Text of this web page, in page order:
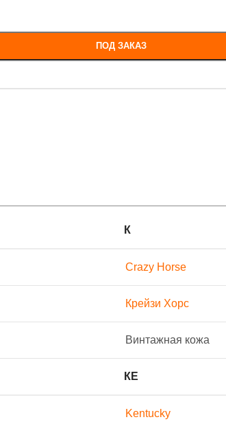
ПОД ЗАКАЗ
К
Crazy Horse
Крейзи Хорс
Винтажная кожа
КЕ
Kentucky